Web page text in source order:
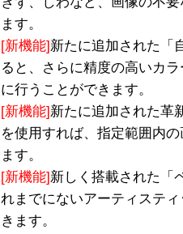
ます。
[新機能]新たに追加された「
ると、さらに精度の高いカ
に行うことができます。
[新機能]新たに追加された革
を使用すれば、指定範囲内
ます。
[新機能]新しく搭載された「
れまでにないアーティステ
きます。